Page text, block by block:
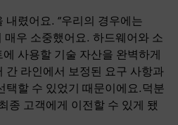
내렸어요. “우리의 경우에는
매우 소중했어요. 하드웨어와 소
사용할 기술 자산을 완벽하게
간 라인에서 보정된 요구 사항과
택할 수 있었기 때문이에요.덕분
종 고객에게 이전할 수 있게 됐